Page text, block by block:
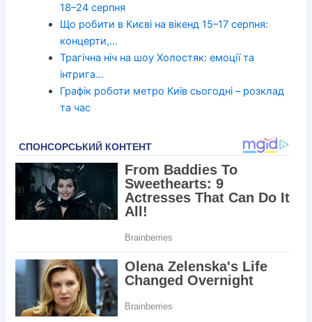
18–24 серпня
Що робити в Києві на вікенд 15–17 серпня:
концерти,…
Трагічна ніч на шоу Холостяк: емоції та
інтрига…
Графік роботи метро Київ сьогодні – розклад
та час